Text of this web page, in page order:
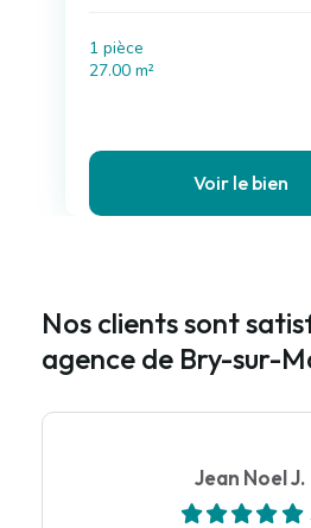
1 pièce
27.00 m²
Voir le bien
Nos clients sont
agence de Bry-sur-
Jean Noel J.